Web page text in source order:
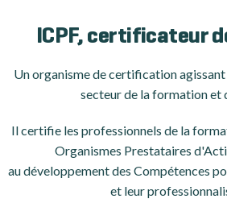
ICPF, certificateur
Un organisme de certification
secteur de la formation et
Il certifie les professionnels de la
Organismes Prestataires
au développement des Compétences
et leur